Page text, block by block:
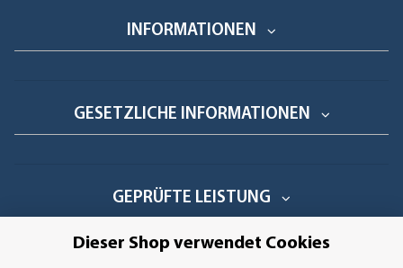
INFORMATIONEN
GESETZLICHE INFORMATIONEN
GEPRÜFTE LEISTUNG
Dieser Shop verwendet Cookies